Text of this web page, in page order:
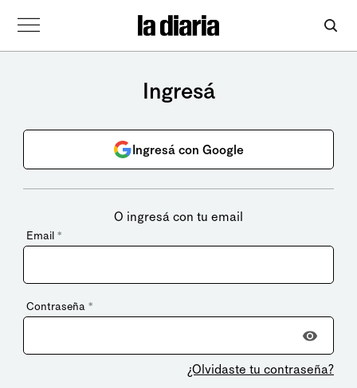
Ingresá
Ingresá con Google
O ingresá con tu email
Email *
Contraseña *
¿Olvidaste tu contraseña?